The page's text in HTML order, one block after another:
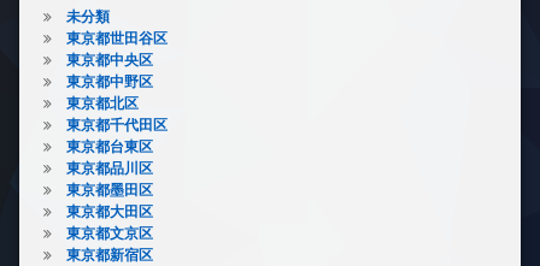
未分類
東京都世田谷区
東京都中央区
東京都中野区
東京都北区
東京都千代田区
東京都台東区
東京都品川区
東京都墨田区
東京都大田区
東京都文京区
東京都新宿区